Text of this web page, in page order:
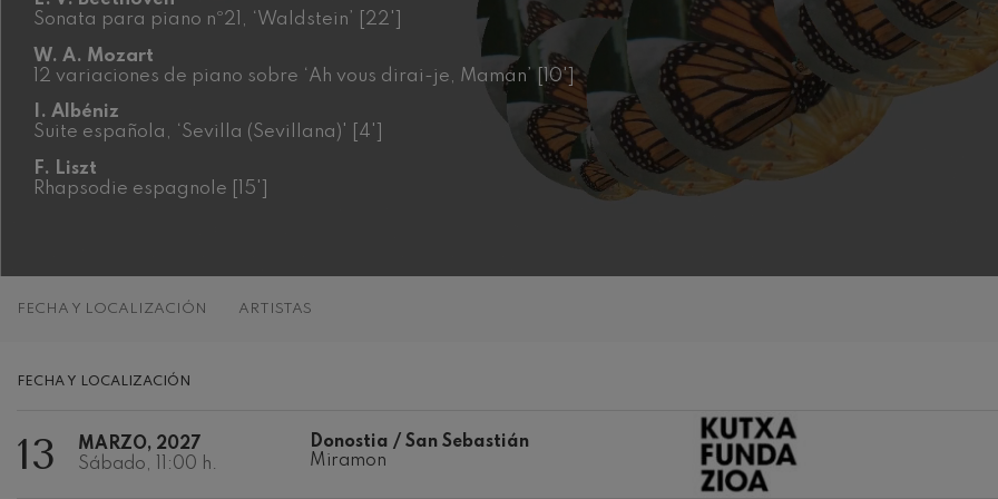
Sonata para piano nº21, ‘Waldstein’ [22']
W. A. Mozart
12 variaciones de piano sobre ‘Ah vous dirai-je, Maman’ [10']
I. Albéniz
Suite española, ‘Sevilla (Sevillana)' [4']
F. Liszt
Rhapsodie espagnole [15']
FECHA Y LOCALIZACIÓN ARTISTAS
FECHA Y LOCALIZACIÓN
13
MARZO, 2027
Sábado, 11:00 h.
Donostia / San Sebastián
Miramon
C. Franck: Variaciones sinfónicas
J. Brahms: Sinfonía nº4
J. C. Arriaga: Los esclavos felices. Obertura